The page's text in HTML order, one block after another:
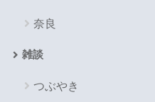
奈良
雑談
つぶやき